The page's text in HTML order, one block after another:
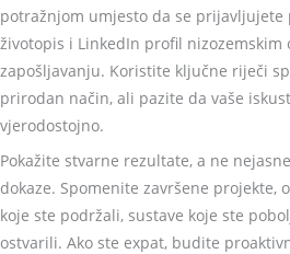
potražnjom umjesto da se prijavljujete
životopis i LinkedIn profil nizozemskim
zapošljavanju. Koristite ključne riječi
prirodan način, ali pazite da vaše
vjerodostojno.
Pokažite stvarne rezultate, a ne
dokaze. Spomenite završene projekte,
koje ste podržali, sustave koje ste
ostvarili. Ako ste expat, budite